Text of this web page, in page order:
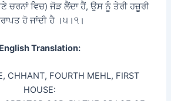
ਚਰਨਾਂ ਵਿਚ) ਜੋੜ ਲੈਂਦਾ ਹੈਂ, ਉਸ ਨੂੰ ਤੇਰੀ ਹਜ਼ੂਰੀ
ਹੋ ਜਾਂਦੀ ਹੈ ।੫।੧।
English Translation:
CHHANT, FOURTH MEHL, FIRST
HOUSE: